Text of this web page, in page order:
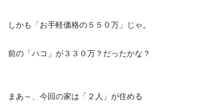
しかも「お手軽価格の５５０万」じゃ。
前の「ハコ」が３３０万？だったかな？
まあ～、今回の家は「２人」が住める